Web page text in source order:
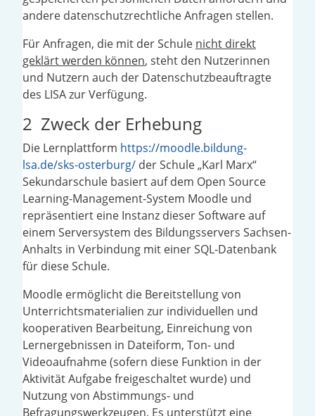
andere datenschutzrechtliche Anfragen stellen.
Für Anfragen, die mit der Schule nicht direkt
geklärt werden können, steht den Nutzerinnen
und Nutzern auch der Datenschutzbeauftragte
des LISA zur Verfügung.
2 Zweck der Erhebung
Die Lernplattform https://moodle.bildung-
lsa.de/sks-osterburg/ der Schule „Karl Marx“
Sekundarschule basiert auf dem Open Source
Learning-Management-System Moodle und
repräsentiert eine Instanz dieser Software auf
einem Serversystem des Bildungsservers Sachsen-
Anhalts in Verbindung mit einer SQL-Datenbank
für diese Schule.
Moodle ermöglicht die Bereitstellung von
Unterrichtsmaterialien zur individuellen und
kooperativen Bearbeitung, Einreichung von
Lernergebnissen in Dateiform, Ton- und
Videoaufnahme (sofern diese Funktion in der
Aktivität Aufgabe freigeschaltet wurde) und
Nutzung von Abstimmungs- und
Befragungswerkzeugen. Es unterstützt eine